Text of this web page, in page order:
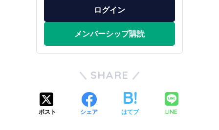
ログイン
メンバーシップ購読
SHARE
ポスト シェア はてブ LINE